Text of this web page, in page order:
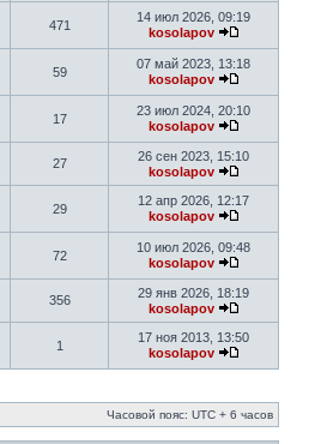
471
14 июл 2026, 09:19
kosolapov
59
07 май 2023, 13:18
kosolapov
17
23 июл 2024, 20:10
kosolapov
27
26 сен 2023, 15:10
kosolapov
29
12 апр 2026, 12:17
kosolapov
72
10 июл 2026, 09:48
kosolapov
356
29 янв 2026, 18:19
kosolapov
1
17 ноя 2013, 13:50
kosolapov
Часовой пояс: UTC + 6 часов